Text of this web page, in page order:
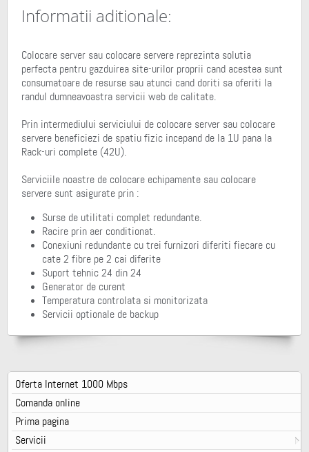
Informatii aditionale:
Colocare server sau colocare servere reprezinta solutia
perfecta pentru gazduirea site-urilor proprii cand acestea sunt
consumatoare de resurse sau atunci cand doriti sa oferiti la
randul dumneavoastra servicii web de calitate.
Prin intermediului serviciului de colocare server sau colocare
servere beneficiezi de spatiu fizic incepand de la 1U pana la
Rack-uri complete (42U).
Serviciile noastre de colocare echipamente sau colocare
servere sunt asigurate prin :
Surse de utilitati complet redundante.
Racire prin aer conditionat.
Conexiuni redundante cu trei furnizori diferiti fiecare cu
cate 2 fibre pe 2 cai diferite
Suport tehnic 24 din 24
Generator de curent
Temperatura controlata si monitorizata
Servicii optionale de backup
Oferta Internet 1000 Mbps
Comanda online
Prima pagina
Servicii